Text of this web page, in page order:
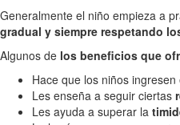
Generalmente el niño empieza a
gradual y siempre respetando
Algunos de los beneficios que
Hace que los niños ingresen
Les enseña a seguir ciertas
Les ayuda a superar la